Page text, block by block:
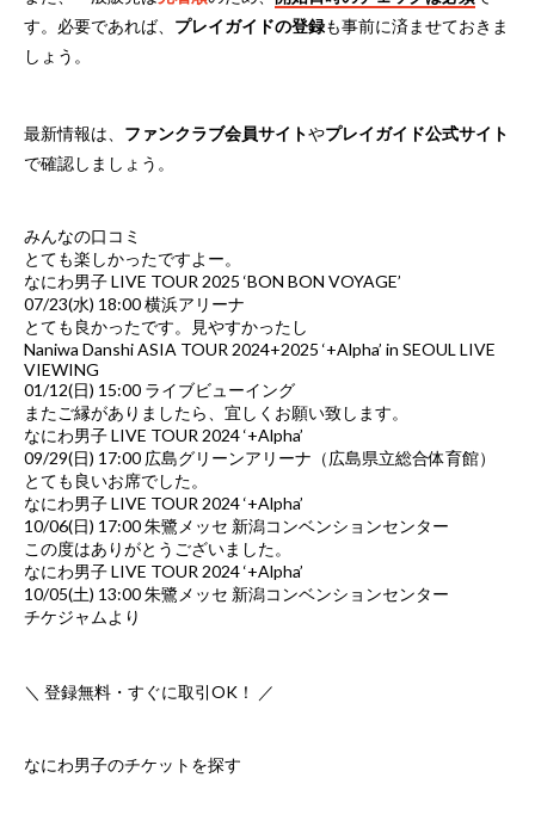
す。必要であれば、 プレイガイドの登録も事前に済ませておきま
しょう。
最新情報は、 ファンクラブ会員サイトやプレイガイド公式サイト
で確認しましょう。
みんなの口コミ
とても楽しかったですよー。
なにわ男子 LIVE TOUR 2025 ‘BON BON VOYAGE’
07/23(水) 18:00 横浜アリーナ
とても良かったです。見やすかったし
Naniwa Danshi ASIA TOUR 2024+2025 ‘+Alpha’ in SEOUL LIVE
VIEWING
01/12(日) 15:00 ライブビューイング
またご縁がありましたら、宜しくお願い致します。
なにわ男子 LIVE TOUR 2024 ‘+Alpha’
09/29(日) 17:00 広島グリーンアリーナ（広島県立総合体育館）
とても良いお席でした。
なにわ男子 LIVE TOUR 2024 ‘+Alpha’
10/06(日) 17:00 朱鷺メッセ 新潟コンベンションセンター
この度はありがとうございました。
なにわ男子 LIVE TOUR 2024 ‘+Alpha’
10/05(土) 13:00 朱鷺メッセ 新潟コンベンションセンター
チケジャムより
＼ 登録無料・すぐに取引OK！ ／
なにわ男子のチケットを探す